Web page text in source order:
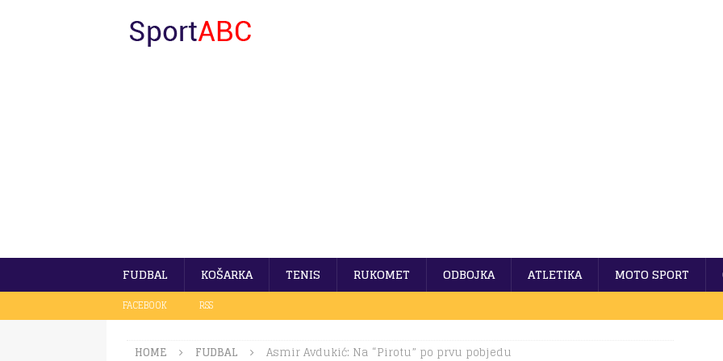
FUDBAL KOŠARKA TENIS RUKOMET ODBOJKA ATLETIKA MOTO SPORT
FACEBOOK RSS
HOME FUDBAL Asmir Avdukić: Na “Pirotu” po prvu pobjedu